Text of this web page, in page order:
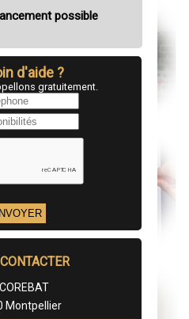
possible
d'aide ?
gratuitement.
CONTACTER
Montpellier